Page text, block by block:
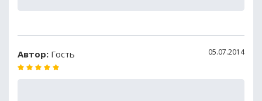
Автор: Гость 05.07.2014